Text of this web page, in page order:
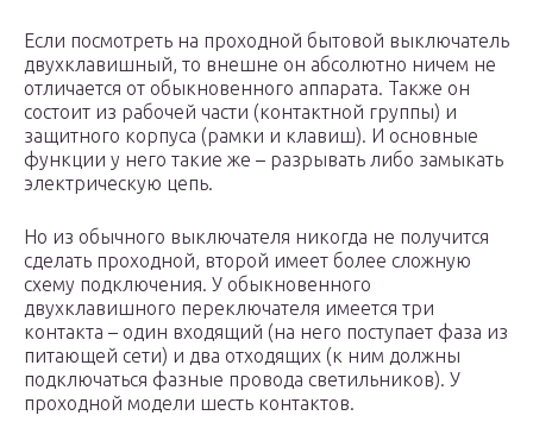
Если посмотреть на проходной бытовой выключатель
двухклавишный, то внешне он абсолютно ничем не
отличается от обыкновенного аппарата. Также он
состоит из рабочей части (контактной группы) и
защитного корпуса (рамки и клавиш). И основные
функции у него такие же – разрывать либо замыкать
электрическую цепь.
Но из обычного выключателя никогда не получится
сделать проходной, второй имеет более сложную
схему подключения. У обыкновенного
двухклавишного переключателя имеется три
контакта – один входящий (на него поступает фаза из
питающей сети) и два отходящих (к ним должны
подключаться фазные провода светильников). У
проходной модели шесть контактов.